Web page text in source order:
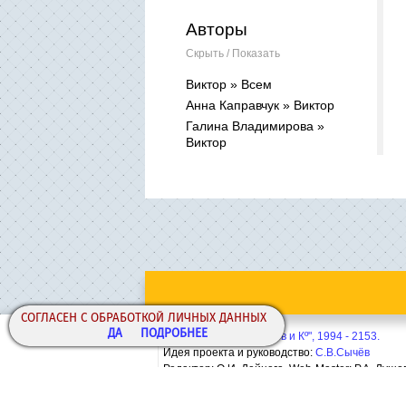
СОГЛАСЕН С ОБРАБОТКОЙ ЛИЧНЫХ ДАННЫХ
ДА
ПОДРОБНЕЕ
Авторы
Скрыть / Показать
Виктор » Всем
Анна Каправчук » Виктор
Галина Владимирова »
Виктор
Copyright© ООО "Сычёв и Кº", 1994 - 2153.
Идея проекта и руководство: С.В.Сычёв
Редактор: О.И. Дейнега. Web-Master: Р.А.